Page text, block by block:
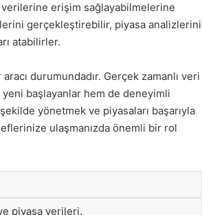
verilerine erişim sağlayabilmelerine
gerçekleştirebilir, piyasa analizlerini
atabilirler.
durumundadır. Gerçek zamanlı veri
yeni başlayanlar hem de deneyimli
şekilde yönetmek ve piyasaları başarıyla
ulaşmanızda önemli bir rol
piyasa verileri.